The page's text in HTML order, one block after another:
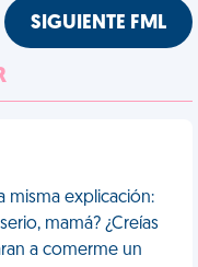
SIGUIENTE FML
misma explicación:
mamá? ¿Creías
a comerme un